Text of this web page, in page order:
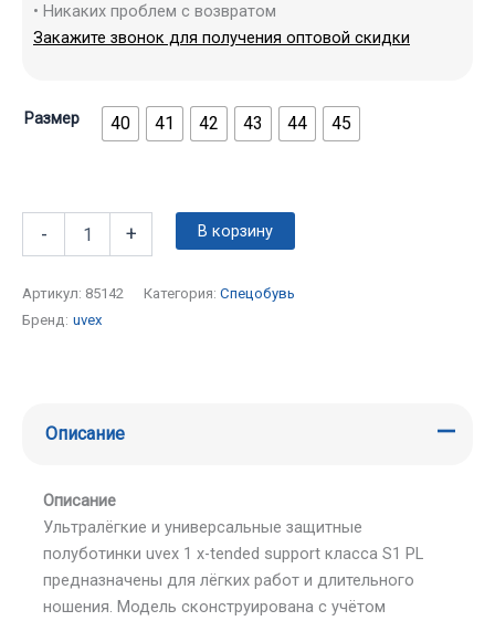
• Никаких проблем с возвратом
Закажите звонок для получения оптовой скидки
Размер 40 41 42 43 44 45
- + В корзину
Артикул: 85142 Категория: Спецобувь
Бренд: uvex
Описание
Описание
Ультралёгкие и универсальные защитные
полуботинки uvex 1 x-tended support класса S1 PL
предназначены для лёгких работ и длительного
ношения. Модель сконструирована с учётом